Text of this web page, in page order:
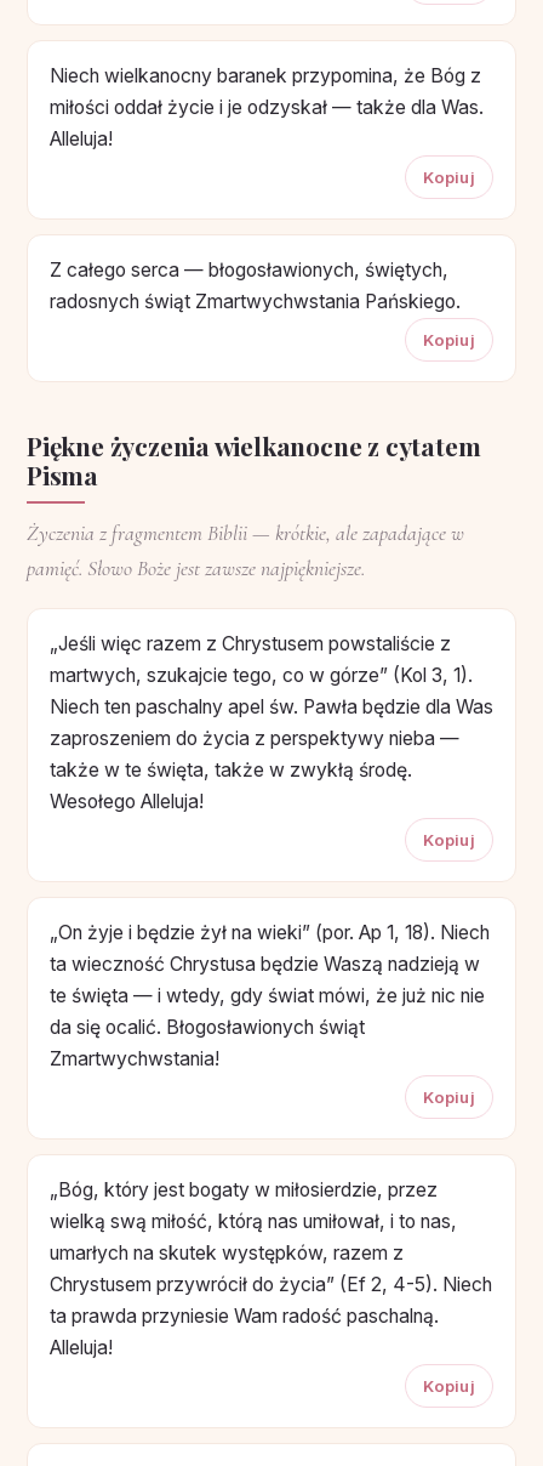
Niech wielkanocny baranek przypomina, że Bóg z
miłości oddał życie i je odzyskał — także dla Was.
Alleluja!
Kopiuj
Z całego serca — błogosławionych, świętych,
radosnych świąt Zmartwychwstania Pańskiego.
Kopiuj
Piękne życzenia wielkanocne z cytatem
Pisma
Życzenia z fragmentem Biblii — krótkie, ale zapadające w
pamięć. Słowo Boże jest zawsze najpiękniejsze.
„Jeśli więc razem z Chrystusem powstaliście z
martwych, szukajcie tego, co w górze” (Kol 3, 1).
Niech ten paschalny apel św. Pawła będzie dla Was
zaproszeniem do życia z perspektywy nieba —
także w te święta, także w zwykłą środę.
Wesołego Alleluja!
Kopiuj
„On żyje i będzie żył na wieki” (por. Ap 1, 18). Niech
ta wieczność Chrystusa będzie Waszą nadzieją w
te święta — i wtedy, gdy świat mówi, że już nic nie
da się ocalić. Błogosławionych świąt
Zmartwychwstania!
Kopiuj
„Bóg, który jest bogaty w miłosierdzie, przez
wielką swą miłość, którą nas umiłował, i to nas,
umarłych na skutek występków, razem z
Chrystusem przywrócił do życia” (Ef 2, 4-5). Niech
ta prawda przyniesie Wam radość paschalną.
Alleluja!
Kopiuj